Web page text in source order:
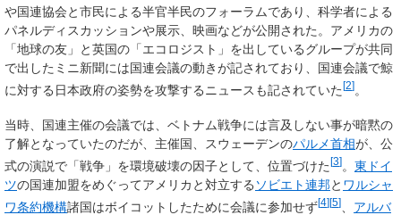
や国連協会と市民による半官半民のフォーラムであり、科学者による
パネルディスカッションや展示、映画などが公開された。アメリカの
「地球の友」と英国の「エコロジスト」を出しているグループが共同
で出したミニ新聞には国連会議の動きが記されており、国連会議で鯨
に対する日本政府の姿勢を攻撃するニュースも記されていた[2]。
当時、国連主催の会議では、ベトナム戦争には言及しない事が暗黙の
了解となっていたのだが、主催国、スウェーデンのパルメ首相が、公
式の演説で「戦争」を環境破壊の因子として、位置づけた [3] 。 東ドイ
ツの国連加盟をめぐってアメリカと対立する ソビエト連邦と ワルシャ
ワ条約機構諸国はボイコットしたために会議に参加せず[4][5]
アルバ